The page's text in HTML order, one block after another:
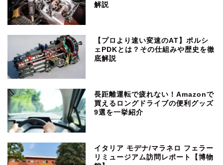
解説
【プロより速い変速のAT】ポルシ
ェPDKとは？その仕組みや歴史を徹
底解説
長距離運転で疲れない！Amazonで
買えるロングドライブの便利グッズ
9選を一挙紹介
イタリア モデナ/マラネロ フェラー
リミュージアム訪問レポート【博物